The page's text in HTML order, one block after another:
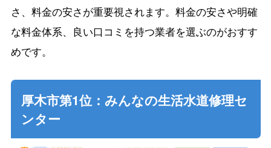
さ、料金の安さが重要視されます。料金の安さや明確
な料金体系、良い口コミを持つ業者を選ぶのがおすす
めです。
厚木市第1位：みんなの生活水道修理セ
ンター